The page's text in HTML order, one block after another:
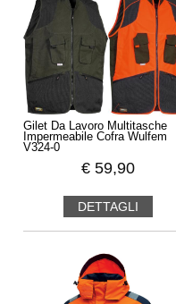
Gilet Da Lavoro Multitasche
Impermeabile Cofra Wulfem
V324-0
€ 59,90
DETTAGLI